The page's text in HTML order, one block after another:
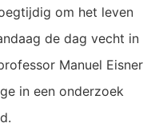
om het leven
de dag vecht in
Manuel Eisner
in een onderzoek